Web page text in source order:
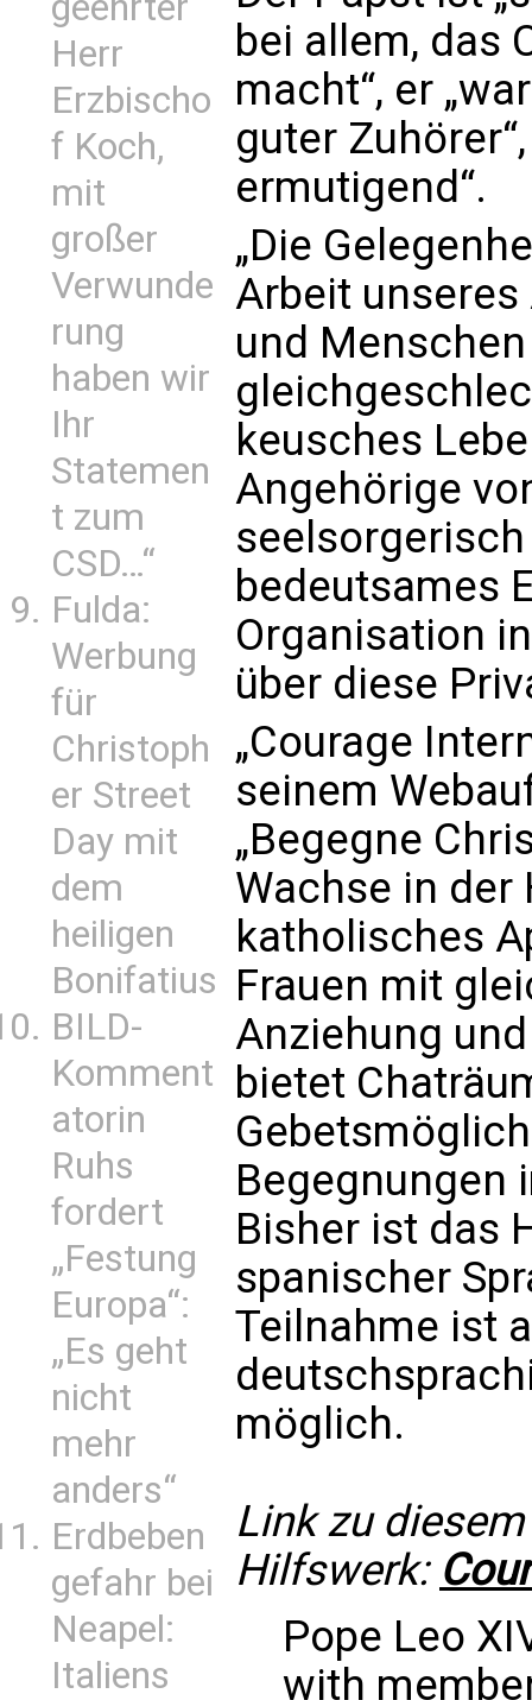
Herr
Erzbischo
f Koch,
mit
großer
Verwunde
rung
haben wir
Ihr
Statemen
t zum
CSD…“
Fulda:
Werbung
für
Christoph
er Street
Day mit
dem
heiligen
Bonifatius
BILD-
Komment
atorin
Ruhs
fordert
„Festung
Europa“:
„Es geht
nicht
mehr
anders“
Erdbeben
gefahr bei
Neapel:
Italiens
bei allem, das
macht“, er
guter
ermutigend“.
„Die
Arbeit
und
keusches
Angehörige
bedeutsames
Organisation
über diese
„Courage
seinem
„Begegne
Wachse in
katholisches
Frauen mit
Anziehung
bietet
Begegnungen
Bisher ist das
spanischer
Teilnahme ist
möglich.
Link zu
Hilfswerk:
Pope Leo
with